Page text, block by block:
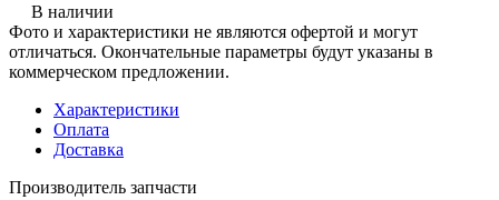
В наличии
Фото и характеристики не являются офертой и могут
отличаться. Окончательные параметры будут указаны в
коммерческом предложении.
Характеристики
Оплата
Доставка
Производитель запчасти